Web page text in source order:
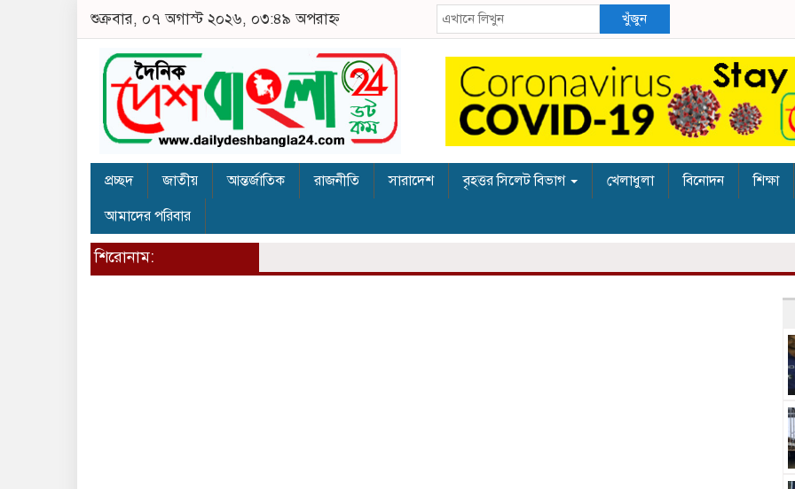
শুক্রবার, ০৭ অগাস্ট ২০২৬, ০৩:৪৯ অপরাহ্ন খুঁজুন
প্রচ্ছদ জাতীয় আন্তর্জাতিক রাজনীতি সারাদেশ বৃহত্তর সিলেট বিভাগ খেলাধুলা বিনোদন শিক্ষা
আমাদের পরিবার
শিরোনাম: